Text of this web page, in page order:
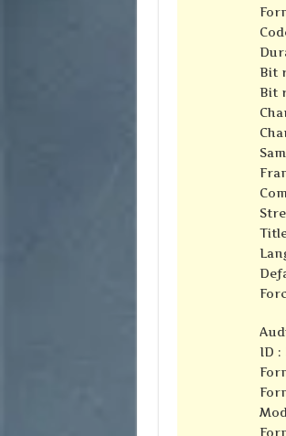
Bit
Bit
ID :